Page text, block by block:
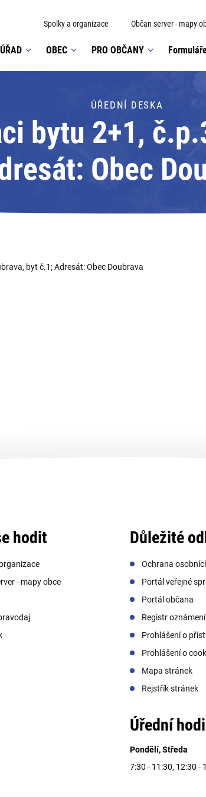
Spolky a organizace Občan server - mapy
OBEC PRO OBČANY
ÚŘEDNÍ DESKA
bytu 2+1,
Obec
byt č.1; Adresát: Obec Doubrava
hodit
- mapy obce
Důležité
Ochrana
Portál veřejné
Portál občana
Registr oznámení
Prohlášení o
Prohlášení o
Mapa stránek
Rejstřík stránek
Úřední
Pondělí, Středa
7:30 - 11:30, 12:30 -